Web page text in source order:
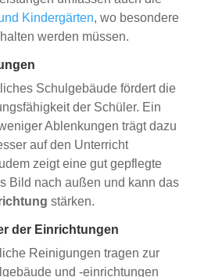
Kindergärten, wo besondere
werden müssen.
Schulgebäude fördert die
der Schüler. Ein
Ablenkungen trägt dazu
auf den Unterricht
zeigt eine gut gepflegte
Bild nach außen und kann das
stärken.
der Einrichtungen
Reinigungen tragen zur
und -einrichtungen